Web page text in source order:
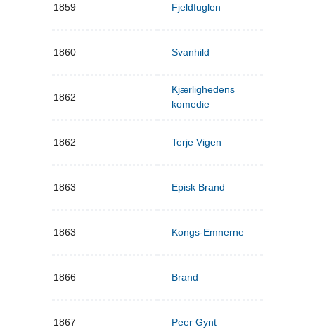
1859 Fjeldfuglen
1860 Svanhild
1862
Kjærlighedens
komedie
1862 Terje Vigen
1863 Episk Brand
1863 Kongs-Emnerne
1866 Brand
1867 Peer Gynt